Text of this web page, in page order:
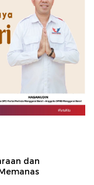
dan